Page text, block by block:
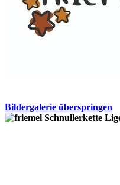
Bildergalerie überspringen